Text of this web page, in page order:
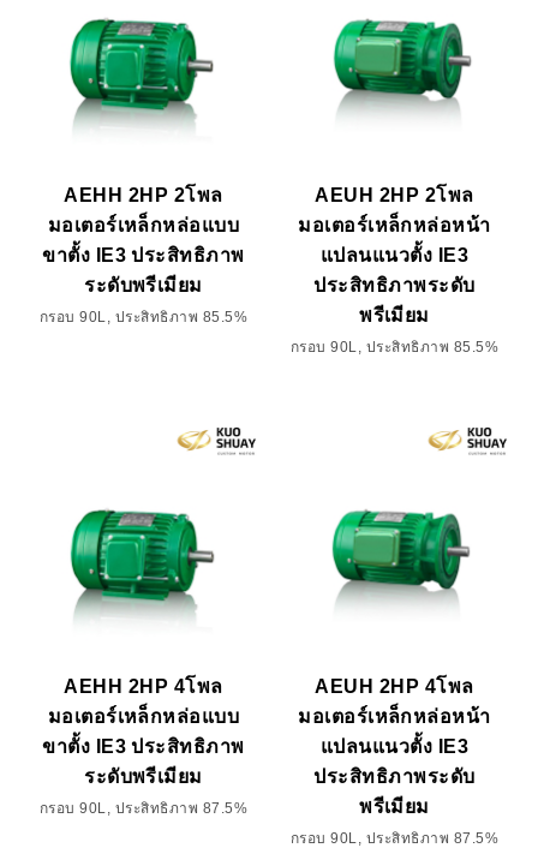
AEHH 2HP 2โพล
มอเตอร์เหล็กหล่อแบบ
ขาตั้ง IE3 ประสิทธิภาพ
ระดับพรีเมียม
กรอบ 90L, ประสิทธิภาพ 85.5%
AEUH 2HP 2โพล
มอเตอร์เหล็กหล่อหน้า
แปลนแนวตั้ง IE3
ประสิทธิภาพระดับ
พรีเมียม
กรอบ 90L, ประสิทธิภาพ 85.5%
AEHH 2HP 4โพล
มอเตอร์เหล็กหล่อแบบ
ขาตั้ง IE3 ประสิทธิภาพ
ระดับพรีเมียม
กรอบ 90L, ประสิทธิภาพ 87.5%
AEUH 2HP 4โพล
มอเตอร์เหล็กหล่อหน้า
แปลนแนวตั้ง IE3
ประสิทธิภาพระดับ
พรีเมียม
กรอบ 90L, ประสิทธิภาพ 87.5%